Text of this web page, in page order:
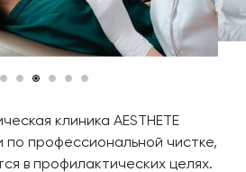
клиника AESTHETE
по профессиональной чистке,
в профилактических целях.